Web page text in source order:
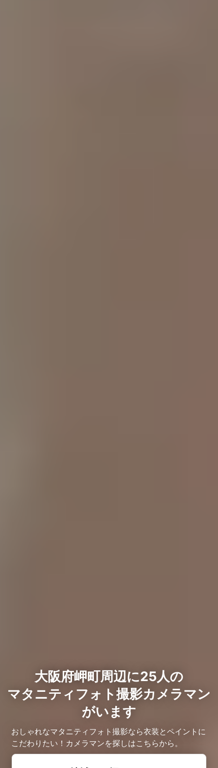
大阪府岬町周辺に25人の
マタニティフォト撮影カメラマン
がいます
おしゃれなマタニティフォト撮影なら衣装とペイントに
こだわりたい！カメラマンを探しはこちらから。